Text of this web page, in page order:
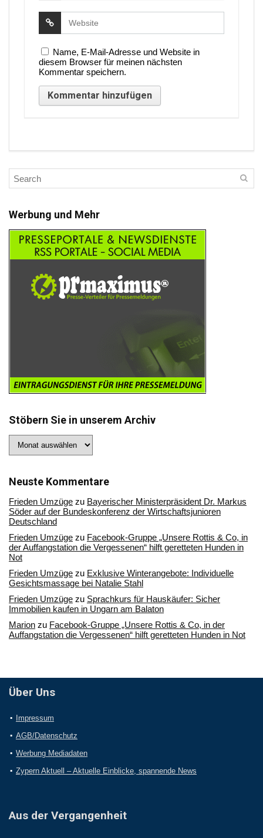
Name, E-Mail-Adresse und Website in
diesem Browser für meinen nächsten
Kommentar speichern.
Werbung und Mehr
Stöbern Sie in unserem Archiv
Sie
Archiv
Neuste Kommentare
Frieden Umzüge zu Bayerischer Ministerpräsident Dr. Markus
Söder auf der Bundeskonferenz der Wirtschaftsjunioren
Deutschland
Frieden Umzüge zu Facebook-Gruppe „Unsere Rottis & Co, in
der Auffangstation die Vergessenen“ hilft geretteten Hunden in
Not
Frieden Umzüge zu Exklusive Winterangebote: Individuelle
Gesichtsmassage bei Natalie Stahl
Frieden Umzüge zu Sprachkurs für Hauskäufer: Sicher
Immobilien kaufen in Ungarn am Balaton
Marion zu Facebook-Gruppe „Unsere Rottis & Co, in der
Auffangstation die Vergessenen“ hilft geretteten Hunden in Not
Über Uns
Impressum
AGB/Datenschutz
Werbung Mediadaten
Zypern Aktuell – Aktuelle Einblicke, spannende News
Aus der Vergangenheit